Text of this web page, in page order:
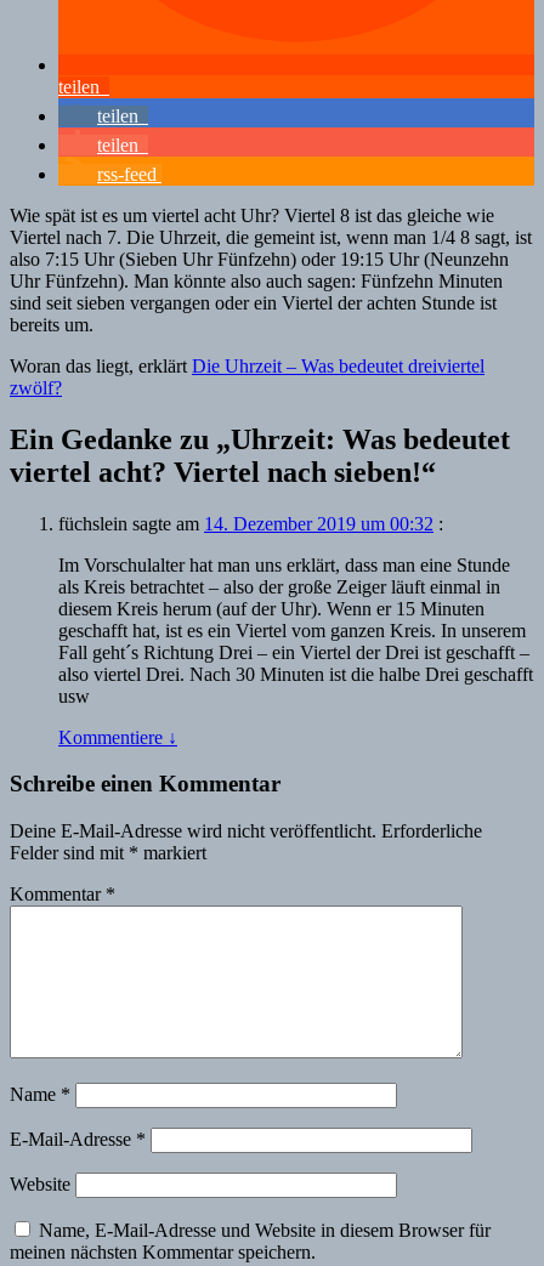
teilen
teilen
teilen
rss-feed
Wie spät ist es um viertel acht Uhr? Viertel 8 ist das gleiche wie
Viertel nach 7. Die Uhrzeit, die gemeint ist, wenn man 1/4 8 sagt, ist
also 7:15 Uhr (Sieben Uhr Fünfzehn) oder 19:15 Uhr (Neunzehn
Uhr Fünfzehn). Man könnte also auch sagen: Fünfzehn Minuten
sind seit sieben vergangen oder ein Viertel der achten Stunde ist
bereits um.
Woran das liegt, erklärt Die Uhrzeit – Was bedeutet dreiviertel
zwölf?
Ein Gedanke zu „Uhrzeit: Was bedeutet
viertel acht? Viertel nach sieben!“
füchslein sagte am 14. Dezember 2019 um 00:32 :
Im Vorschulalter hat man uns erklärt, dass man eine Stunde
als Kreis betrachtet – also der große Zeiger läuft einmal in
diesem Kreis herum (auf der Uhr). Wenn er 15 Minuten
geschafft hat, ist es ein Viertel vom ganzen Kreis. In unserem
Fall geht´s Richtung Drei – ein Viertel der Drei ist geschafft –
also viertel Drei. Nach 30 Minuten ist die halbe Drei geschafft
usw
Kommentiere ↓
Schreibe einen Kommentar
Deine E-Mail-Adresse wird nicht veröffentlicht. Erforderliche
Felder sind mit * markiert
Kommentar *
Name *
E-Mail-Adresse *
Website
Name, E-Mail-Adresse und Website in diesem Browser für
meinen nächsten Kommentar speichern.